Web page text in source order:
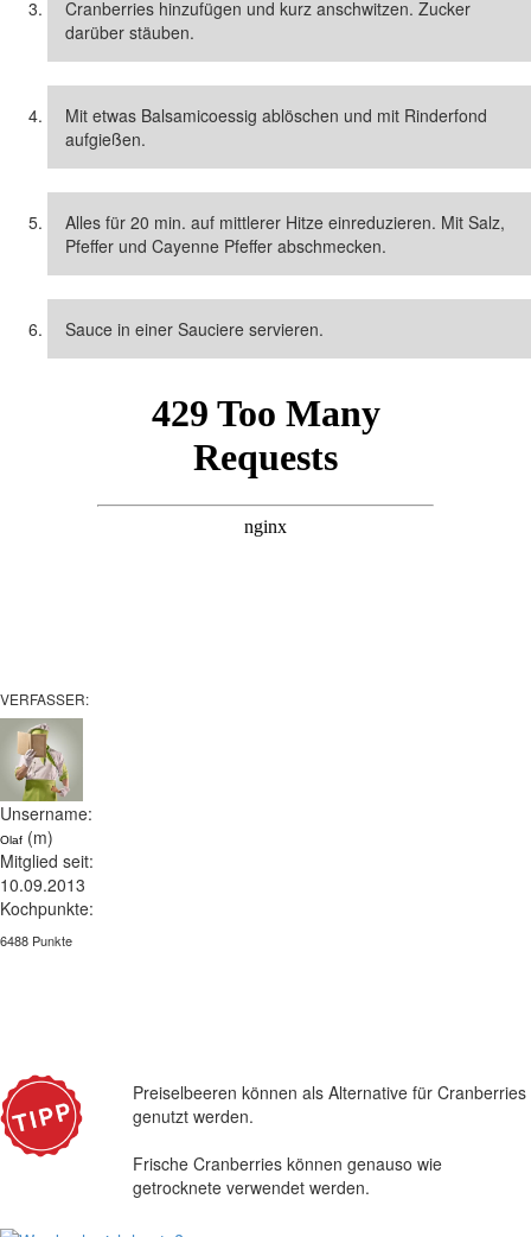
Cranberries hinzufügen und kurz anschwitzen. Zucker
darüber stäuben.
Mit etwas Balsamicoessig ablöschen und mit Rinderfond
aufgießen.
Alles für 20 min. auf mittlerer Hitze einreduzieren. Mit Salz,
Pfeffer und Cayenne Pfeffer abschmecken.
Sauce in einer Sauciere servieren.
VERFASSER:
Unsername:
Olaf (m)
Mitglied seit:
10.09.2013
Kochpunkte:
6488 Punkte
Preiselbeeren können als Alternative für Cranberries
genutzt werden.
Frische Cranberries können genauso wie
getrocknete verwendet werden.